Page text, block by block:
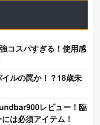
コスパすぎる！使用感
ルの罠か！？18歳未
レビュー！臨
は必須アイテム！